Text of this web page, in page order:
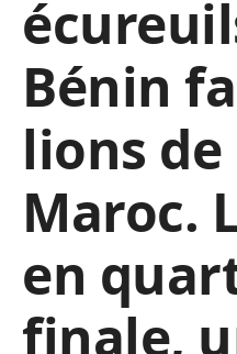
Bénin
lions de
Maroc.
en
finale,